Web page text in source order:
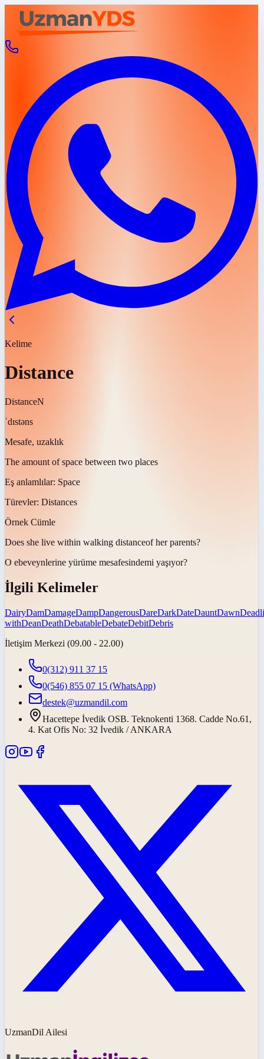
Kelime
Distance
DistanceN
ˈdɪstəns
Mesafe, uzaklık
The amount of space between two places
Eş anlamlılar: Space
Türevler: Distances
Örnek Cümle
Does she live within walking distanceof her parents?
O ebeveynlerine yürüme mesafesindemi yaşıyor?
İlgili Kelimeler
DairyDamDamageDampDangerousDareDarkDateDauntDawn
withDeanDeathDebatableDebateDebitDebris
İletişim Merkezi (09.00 - 22.00)
0(312) 911 37 15
0(546) 855 07 15 (WhatsApp)
destek@uzmandil.com
Hacettepe İvedik OSB. Teknokenti 1368. Cadde No.61,
4. Kat Ofis No: 32 İvedik / ANKARA
UzmanDil Ailesi